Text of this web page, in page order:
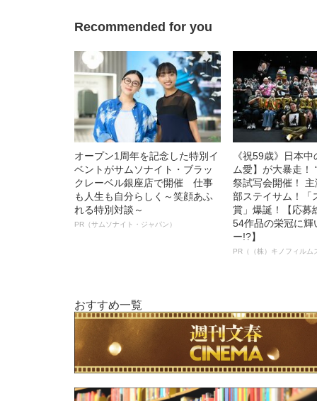
Recommended for you
オープン1周年を記念した特別イ
ベントがサムソナイト・ブラッ
クレーベル銀座店で開催 仕事
も人生も自分らしく～笑顔あふ
れる特別対談～
PR（サムソナイト・ジャパン）
《祝59歳》日本
ム愛】が大暴走！
祭試写会開催！
部ステイサム！「
賞」爆誕！【応募
54作品の栄冠に輝
ー!?】
PR（（株）キノフィルム
おすすめ一覧